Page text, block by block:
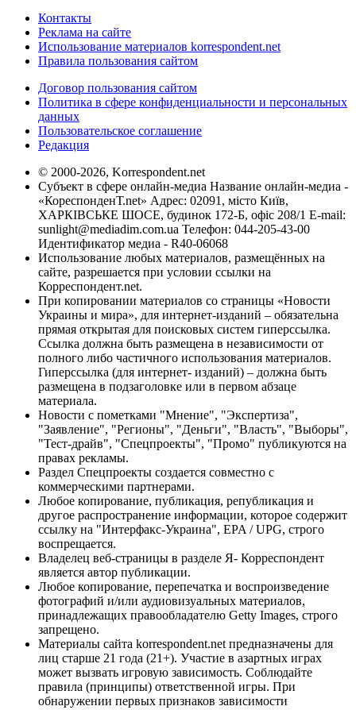
Контакты
Реклама на сайте
Использование материалов korrespondent.net
Правила пользования сайтом
Договор пользования сайтом
Политика в сфере конфиденциальности и персональных
данных
Пользовательское соглашение
Редакция
© 2000-2026, Korrespondent.net
Субъект в сфере онлайн-медиа Название онлайн-медиа -
«КореспонденТ.net» Адрес: 02091, місто Київ,
ХАРКІВСЬКЕ ШОСЕ, будинок 172-Б, офіс 208/1 E-mail:
sunlight@mediadim.com.ua Телефон: 044-205-43-00
Идентификатор медиа - R40-06068
Использование любых материалов, размещённых на
сайте, разрешается при условии ссылки на
Корреспондент.net.
При копировании материалов со страницы «Новости
Украины и мира», для интернет-изданий – обязательна
прямая открытая для поисковых систем гиперссылка.
Ссылка должна быть размещена в независимости от
полного либо частичного использования материалов.
Гиперссылка (для интернет- изданий) – должна быть
размещена в подзаголовке или в первом абзаце
материала.
Новости с пометками "Мнение", "Экспертиза",
"Заявление", "Регионы", "Деньги", "Власть", "Выборы",
"Тест-драйв", "Спецпроекты", "Промо" публикуются на
правах рекламы.
Раздел Спецпроекты создается совместно с
коммерческими партнерами.
Любое копирование, публикация, републикация и
другое распространение информации, которое содержит
ссылку на "Интерфакс-Украина", EPA / UPG, строго
воспрещается.
Владелец веб-страницы в разделе Я- Корреспондент
является автор публикации.
Любое копирование, перепечатка и воспроизведение
фотографий и/или аудиовизуальных материалов,
принадлежащих правообладателю Getty Images, строго
запрещено.
Материалы сайта korrespondent.net предназначены для
лиц старше 21 года (21+). Участие в азартных играх
может вызвать игровую зависимость. Соблюдайте
правила (принципы) ответственной игры. При
обнаружении первых признаков зависимости